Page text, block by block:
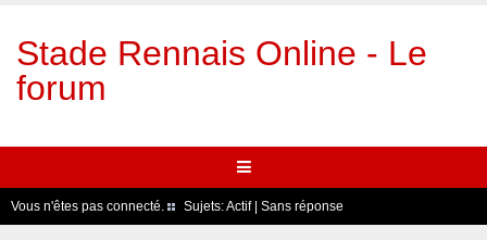
Stade Rennais Online - Le
forum
Vous n'êtes pas connecté. Sujets:Actif| Sans réponse